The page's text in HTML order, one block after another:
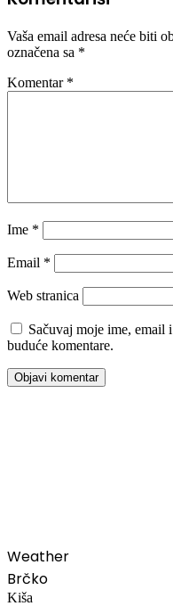
Vaša email adresa neće biti
označena sa *
Komentar *
Ime *
Email *
Web stranica
Sačuvaj moje ime, email
buduće komentare.
Weather
Brčko
Kiša